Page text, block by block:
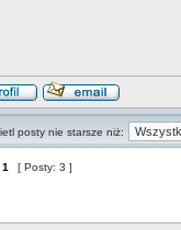
posty nie starsze niż:
1 [ Posty: 3 ]